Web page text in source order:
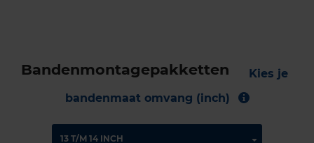
Bandenmontagepakketten
Kies je
bandenmaat omvang (inch)